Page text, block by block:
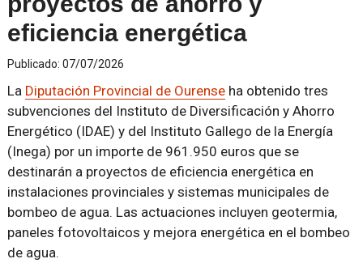
eficiencia energética
Publicado: 07/07/2026
La Diputación Provincial de Ourenseha obtenido tres
subvenciones del Instituto de Diversificación y Ahorro
Energético (IDAE) y del Instituto Gallego de la Energía
(Inega) por un importe de 961.950 euros que se
destinarán a proyectos de eficiencia energética en
instalaciones provinciales y sistemas municipales de
bombeo de agua. Las actuaciones incluyen geotermia,
paneles fotovoltaicos y mejora energética en el bombeo
de agua.